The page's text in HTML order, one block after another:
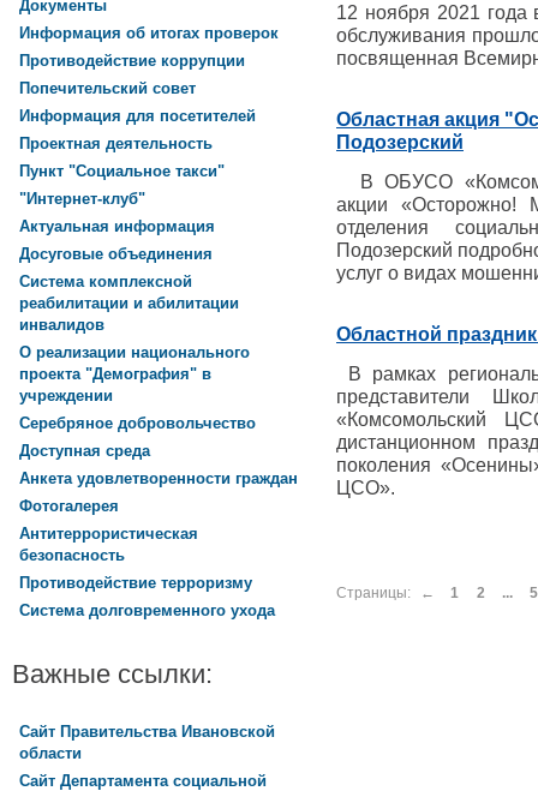
12 ноября 2021 года
обслуживания
посвященная
Областная акция
Подозерский
В ОБУСО
акции «Осторожно!
отделения
Подозерский
услуг о видах
Областной
В рамках
представители
«Комсомольский
дистанционном
поколения
ЦСО».
Страницы: ← 1 2 ... 5
Документы
Информация об итогах проверок
Противодействие коррупции
Попечительский совет
Информация для посетителей
Проектная деятельность
Пункт "Социальное такси"
"Интернет-клуб"
Актуальная информация
Досуговые объединения
Система комплексной
реабилитации и абилитации
инвалидов
О реализации национального
проекта "Демография" в
учреждении
Серебряное добровольчество
Доступная среда
Анкета удовлетворенности граждан
Фотогалерея
Антитеррористическая
безопасность
Противодействие терроризму
Система долговременного ухода
Важные ссылки:
Сайт Правительства Ивановской
области
Сайт Департамента социальной